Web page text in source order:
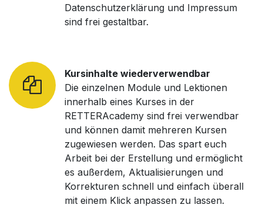
Datenschutzerklärung und Impressum
sind frei gestaltbar.
Kursinhalte wiederverwendbar
Die einzelnen Module und Lektionen
innerhalb eines Kurses in der
RETTERAcademy sind frei verwendbar
und können damit mehreren Kursen
zugewiesen werden. Das spart euch
Arbeit bei der Erstellung und ermöglicht
es außerdem, Aktualisierungen und
Korrekturen schnell und einfach überall
mit einem Klick anpassen zu lassen.